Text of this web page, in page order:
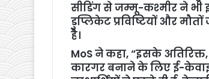
सीडिंग से जम्मू-कश्मीर ने भी
डुप्लिकेट प्रविष्टियों और
है।
MoS ने कहा, “इसके
कारगर बनाने के लिए ई-